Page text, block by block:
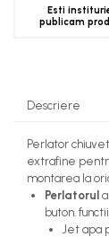
Esti
publicam
Descriere
Perlator
extrafine
montarea la
Perlatorul
buton.
Jet apa